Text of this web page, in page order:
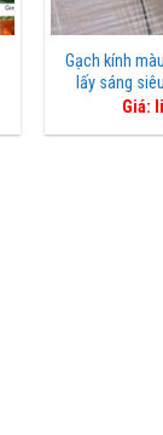
Gạch kính
lấy sáng
Giá: